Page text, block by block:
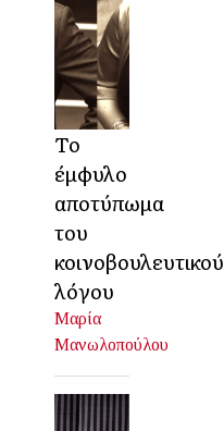
Το
έμφυλο
αποτύπωμα
του
κοινοβουλευτικού
λόγου
Μαρία
Μανωλοπούλου